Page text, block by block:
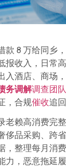
款 8 万给同乡
报收入，日常
入酒店、商场
务调解调查团队
，合规催收追
老赖高消费完
侈品采购、跨
，整理每月消
力，恶意拖延